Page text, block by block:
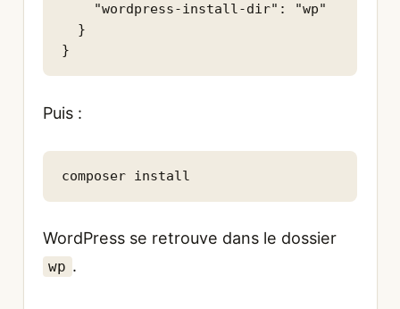
    "wordpress-install-dir": "wp"
  }
}
Puis :
composer install
WordPress se retrouve dans le dossier
wp .